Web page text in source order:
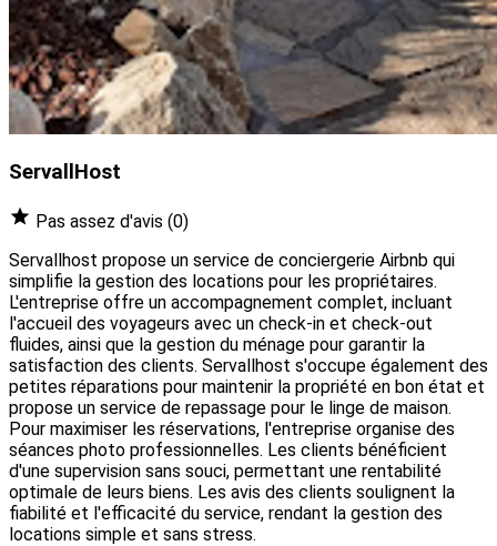
ServallHost
Pas assez d'avis (0)
Servallhost propose un service de conciergerie Airbnb qui
simplifie la gestion des locations pour les propriétaires.
L'entreprise offre un accompagnement complet, incluant
l'accueil des voyageurs avec un check-in et check-out
fluides, ainsi que la gestion du ménage pour garantir la
satisfaction des clients. Servallhost s'occupe également des
petites réparations pour maintenir la propriété en bon état et
propose un service de repassage pour le linge de maison.
Pour maximiser les réservations, l'entreprise organise des
séances photo professionnelles. Les clients bénéficient
d'une supervision sans souci, permettant une rentabilité
optimale de leurs biens. Les avis des clients soulignent la
fiabilité et l'efficacité du service, rendant la gestion des
locations simple et sans stress.